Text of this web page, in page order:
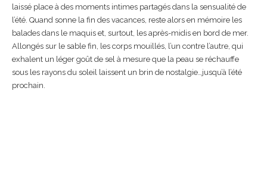
laissé place à des moments intimes partagés dans la sensualité de
l’été. Quand sonne la fin des vacances, reste alors en mémoire les
balades dans le maquis et, surtout, les après-midis en bord de mer.
Allongés sur le sable fin, les corps mouillés, l’un contre l’autre, qui
exhalent un léger goût de sel à mesure que la peau se réchauffe
sous les rayons du soleil laissent un brin de nostalgie…jusqu’à l’été
prochain.